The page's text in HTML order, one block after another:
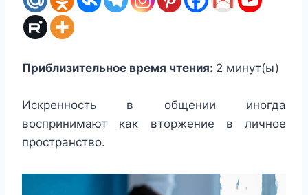
Приблизительное время чтения: 2 минут(ы)
Искренность в общении иногда
воспринимают как вторжение в личное
пространство.